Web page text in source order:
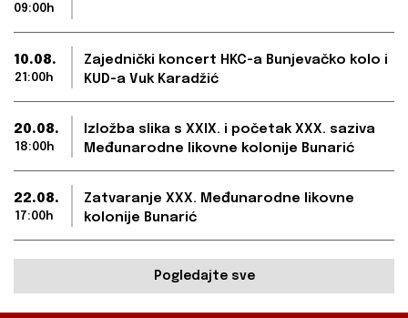
09:00h
10.08.
21:00h
Zajednički koncert HKC-a Bunjevačko kolo i
KUD-a Vuk Karadžić
20.08.
18:00h
Izložba slika s XXIX. i početak XXX. saziva
Međunarodne likovne kolonije Bunarić
22.08.
17:00h
Zatvaranje XXX. Međunarodne likovne
kolonije Bunarić
Pogledajte sve